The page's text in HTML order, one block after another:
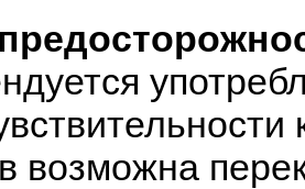
возможна